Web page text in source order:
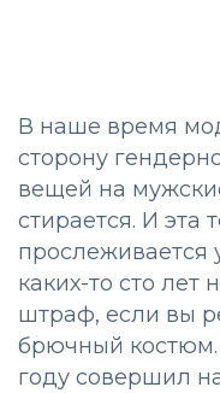
В наше время
сторону
вещей на
стирается. И эта
прослеживается
каких-то сто лет
штраф, если вы
брючный
году совершил